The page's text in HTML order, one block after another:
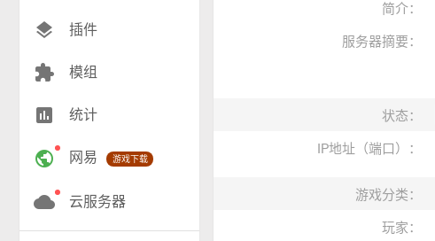
创造(8)
RPG(202)
小游戏(16)
神奇宝贝(26)
工业(10)
layers 插件
extension 模组
insert_chart 统计
public 网易 游戏下载
cloud 云服务器
简介：
服务器摘要：
状态：
IP地址（端口）：
游戏分类：
玩家：